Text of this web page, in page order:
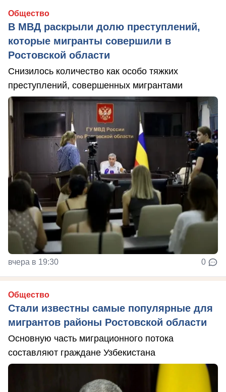
Общество
В МВД раскрыли долю преступлений,
которые мигранты совершили в
Ростовской области
Снизилось количество как особо тяжких
преступлений, совершенных мигрантами
вчера в 19:30 0
Общество
Стали известны самые популярные для
мигрантов районы Ростовской области
Основную часть миграционного потока
составляют граждане Узбекистана